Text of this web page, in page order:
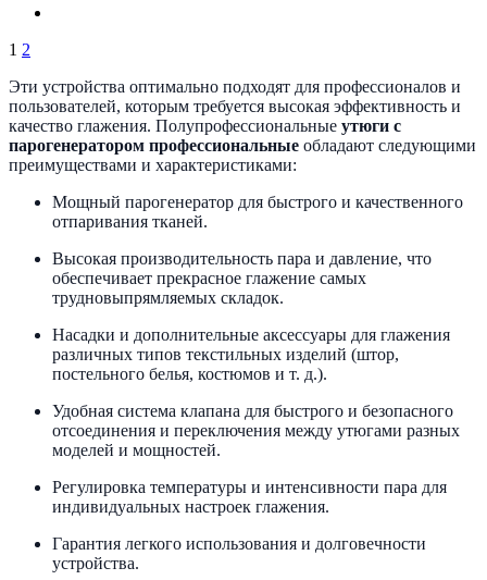
1 2
Эти устройства оптимально подходят для профессионалов и
пользователей, которым требуется высокая эффективность и
качество глажения. Полупрофессиональные утюги с
парогенератором профессиональные обладают следующими
преимуществами и характеристиками:
Мощный парогенератор для быстрого и качественного
отпаривания тканей.
Высокая производительность пара и давление, что
обеспечивает прекрасное глажение самых
трудновыпрямляемых складок.
Насадки и дополнительные аксессуары для глажения
различных типов текстильных изделий (штор,
постельного белья, костюмов и т. д.).
Удобная система клапана для быстрого и безопасного
отсоединения и переключения между утюгами разных
моделей и мощностей.
Регулировка температуры и интенсивности пара для
индивидуальных настроек глажения.
Гарантия легкого использования и долговечности
устройства.